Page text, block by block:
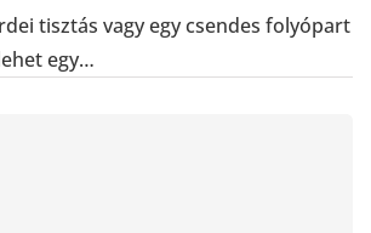
tisztás vagy egy csendes folyópart
egy…